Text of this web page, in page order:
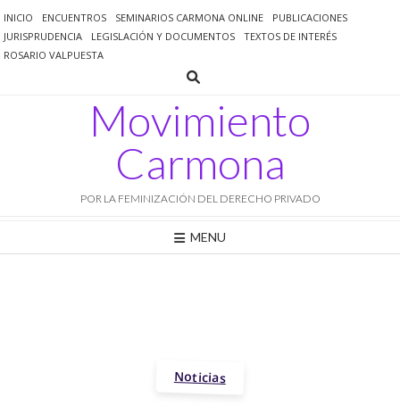
al
contenido
INICIO ENCUENTROS SEMINARIOS CARMONA ONLINE
PUBLICACIONES
JURISPRUDENCIA
LEGISLACIÓN Y DOCUMENTOS
TEXTOS DE INTERÉS
ROSARIO VALPUESTA
Movimiento
Carmona
POR LA FEMINIZACIÓN DEL DERECHO PRIVADO
MENU
Noticias